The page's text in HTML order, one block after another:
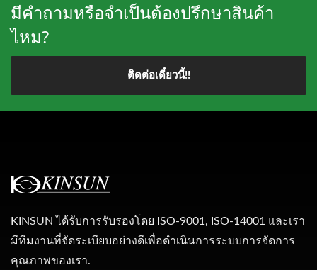
มีคำถามหรือจำเป็นต้องปรึกษาสินค้า
ไหม?
ติดต่อเดี๋ยวนี้!!
KINSUN ได้รับการรับรองโดย ISO-9001, ISO-14001 และเรา
มีทีมงานที่จัดระเบียบอย่างดีเพื่อดำเนินการระบบการจัดการ
คุณภาพของเรา.